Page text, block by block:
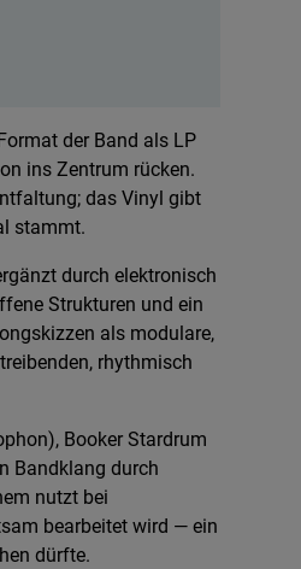
der Band als LP
ins Zentrum rücken.
das Vinyl gibt
stammt.
durch elektronisch
Strukturen und ein
als modulare,
rhythmisch
Booker Stardrum
Bandklang durch
nutzt bei
bearbeitet wird — ein
dürfte.